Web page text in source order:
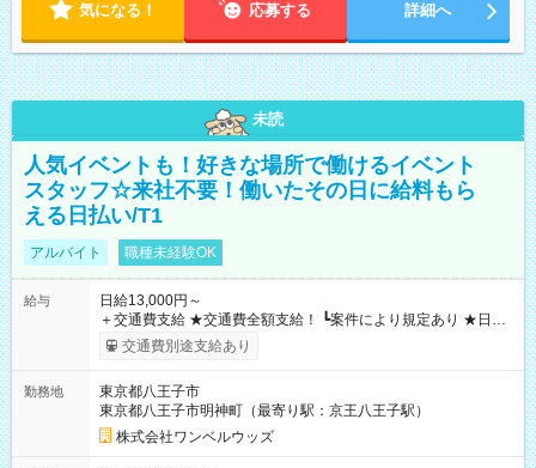
気になる！ 応募する 詳細へ
未読
人気イベントも！好きな場所で働けるイベント
スタッフ☆来社不要！働いたその日に給料もら
える日払い/T1
アルバイト 職種未経験OK
給与
日給13,000円～
＋交通費支給 ★交通費全額支給！ ┗案件により規定あり ★日払
いOK！（規定あり） ┗働いたその日に現金GET♪ お仕事後はコ
ンビニATMから 日払い分を引き落とせます！ 【試用期間】試
交通費別途支給あり
勤務地
東京都八王子市
東京都八王子市明神町（最寄り駅：京王八王子駅）
株式会社ワンベルウッズ